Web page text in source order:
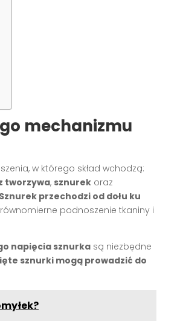
mechanizmu
w którego skład wchodzą:
tworzywa, sznurek oraz
Sznurek przechodzi od dołu ku
podnoszenie tkaniny i
napięcia sznurka są niezbędne
sznurki mogą prowadzić do